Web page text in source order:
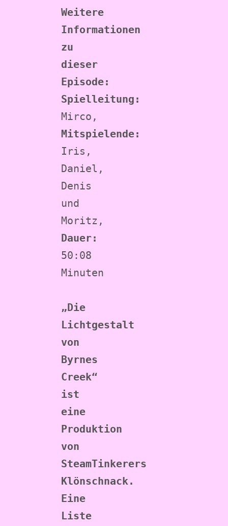
Weitere
Informationen
zu
dieser
Episode:
Spielleitung:
Mitspielende:
Iris,
Daniel,
Denis
und
Dauer:
50:08
Minuten
„Die
Lichtgestalt
von
Byrnes
Creek“
ist
eine
Produktion
von
SteamTinkerers
Klönschnack.
Eine
Liste